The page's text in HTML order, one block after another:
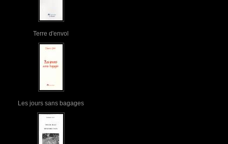
Terre d'envol
Les jours sans bagages